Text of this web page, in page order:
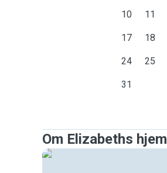
10 11
17 18
24 25
31
Om Elizabeths hjem